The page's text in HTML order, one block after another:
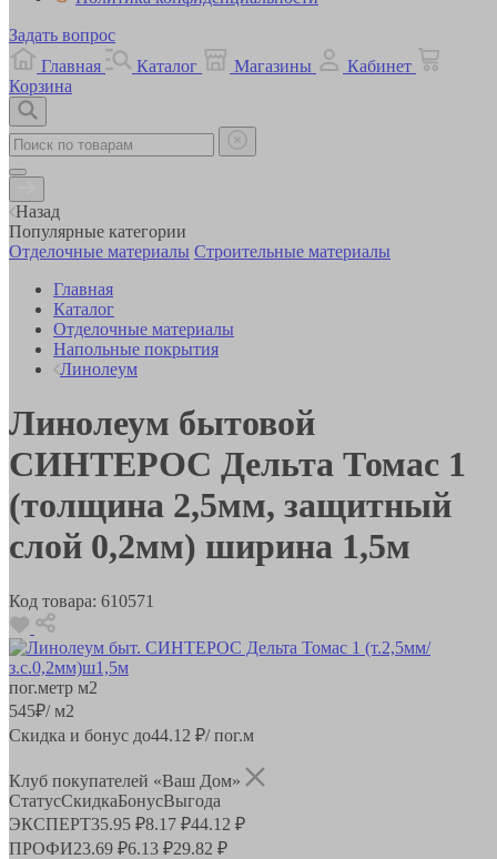
Задать вопрос
Главная
Каталог Магазины
Кабинет
Корзина
Назад
Популярные категории
Отделочные материалы Строительные материалы
Главная
Каталог
Отделочные материалы
Напольные покрытия
Линолеум
Линолеум бытовой
СИНТЕРОС Дельта Томас 1
(толщина 2,5мм, защитный
слой 0,2мм) ширина 1,5м
Код товара: 610571
пог.метр м2
545₽/ м2
Скидка и бонус до44.12 ₽/ пог.м
Клуб покупателей «Ваш Дом»
СтатусСкидкаБонусВыгода
ЭКСПЕРТ35.95 ₽8.17 ₽44.12 ₽
ПРОФИ23.69 ₽6.13 ₽29.82 ₽